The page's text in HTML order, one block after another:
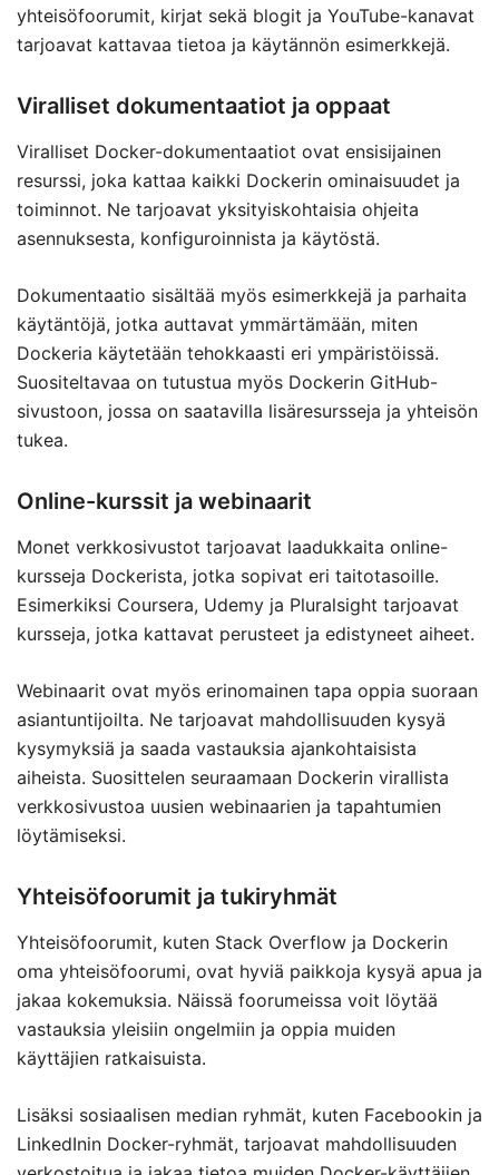
yhteisöfoorumit, kirjat sekä blogit ja YouTube-kanavat
tarjoavat kattavaa tietoa ja käytännön esimerkkejä.
Viralliset dokumentaatiot ja oppaat
Viralliset Docker-dokumentaatiot ovat ensisijainen
resurssi, joka kattaa kaikki Dockerin ominaisuudet ja
toiminnot. Ne tarjoavat yksityiskohtaisia ohjeita
asennuksesta, konfiguroinnista ja käytöstä.
Dokumentaatio sisältää myös esimerkkejä ja parhaita
käytäntöjä, jotka auttavat ymmärtämään, miten
Dockeria käytetään tehokkaasti eri ympäristöissä.
Suositeltavaa on tutustua myös Dockerin GitHub-
sivustoon, jossa on saatavilla lisäresursseja ja yhteisön
tukea.
Online-kurssit ja webinaarit
Monet verkkosivustot tarjoavat laadukkaita online-
kursseja Dockerista, jotka sopivat eri taitotasoille.
Esimerkiksi Coursera, Udemy ja Pluralsight tarjoavat
kursseja, jotka kattavat perusteet ja edistyneet aiheet.
Webinaarit ovat myös erinomainen tapa oppia suoraan
asiantuntijoilta. Ne tarjoavat mahdollisuuden kysyä
kysymyksiä ja saada vastauksia ajankohtaisista
aiheista. Suosittelen seuraamaan Dockerin virallista
verkkosivustoa uusien webinaarien ja tapahtumien
löytämiseksi.
Yhteisöfoorumit ja tukiryhmät
Yhteisöfoorumit, kuten Stack Overflow ja Dockerin
oma yhteisöfoorumi, ovat hyviä paikkoja kysyä apua ja
jakaa kokemuksia. Näissä foorumeissa voit löytää
vastauksia yleisiin ongelmiin ja oppia muiden
käyttäjien ratkaisuista.
Lisäksi sosiaalisen median ryhmät, kuten Facebookin ja
LinkedInin Docker-ryhmät, tarjoavat mahdollisuuden